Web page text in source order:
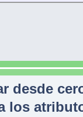
del medico
desde
los